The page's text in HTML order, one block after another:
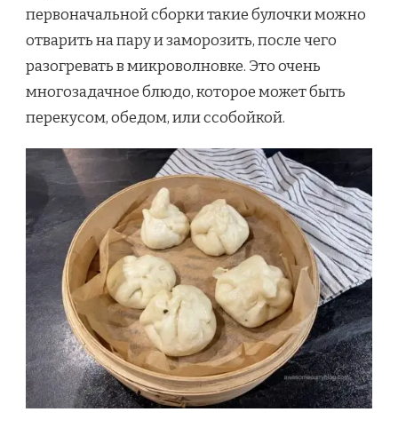
первоначальной сборки такие булочки можно
отварить на пару и заморозить, после чего
разогревать в микроволновке. Это очень
многозадачное блюдо, которое может быть
перекусом, обедом, или ссобойкой.